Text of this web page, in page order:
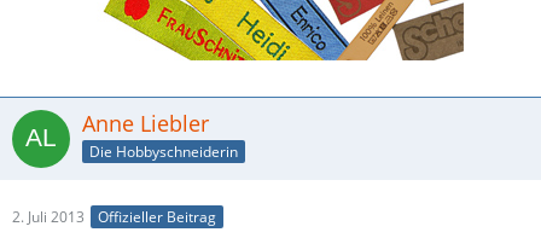
Anne Liebler
Die Hobbyschneiderin
2. Juli 2013 Offizieller Beitrag